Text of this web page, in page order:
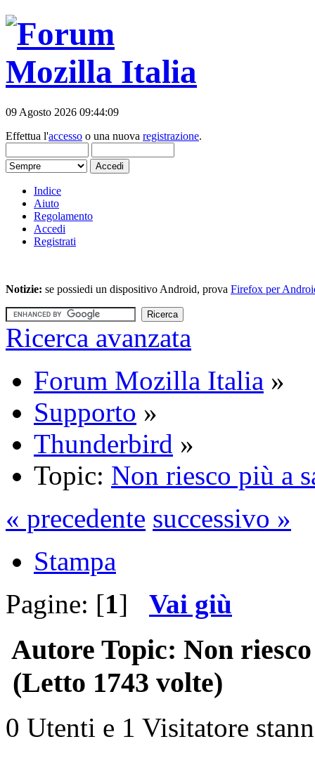
09 Agosto 2026 09:44:09
Effettua l'accesso o una nuova registrazione.
Indice
Aiuto
Regolamento
Accedi
Registrati
Notizie: se possiedi un dispositivo Android, prova Firefox per
Ricerca avanzata
Forum Mozilla Italia »
Supporto »
Thunderbird »
Topic: Non riesco più a
« precedente successivo »
Stampa
Pagine: [1] Vai giù
Autore Topic: Non
(Letto 1743 volte)
0 Utenti e 1 Visitatore